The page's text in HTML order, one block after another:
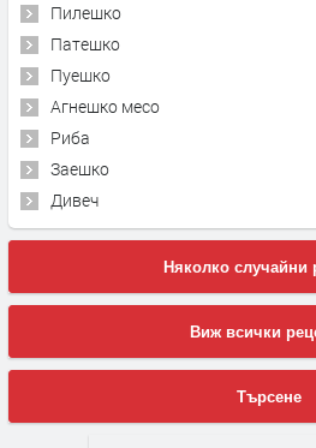
Пилешко
Патешко
Пуешко
Агнешко месо
Риба
Заешко
Дивеч
Няколко случайни
Виж всички
Търсене